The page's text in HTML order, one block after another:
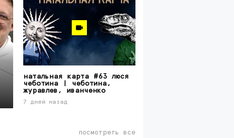
натальная карта #63 люся
чеботина | чеботина,
журавлев, иванченко
7 дней назад
посмотреть все